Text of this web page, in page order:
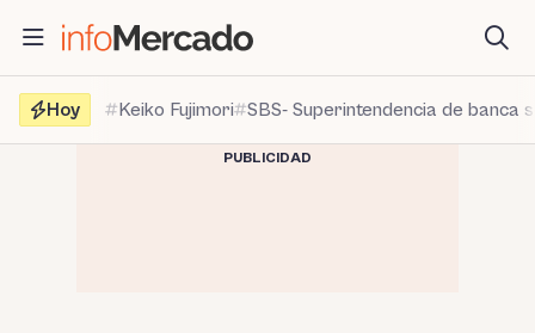
contenido
Hoy
Keiko Fujimori SBS- Superintendencia de banca
PUBLICIDAD